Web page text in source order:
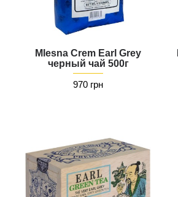
Mlesna Crem Earl Grey
черный чай 500г
970 грн